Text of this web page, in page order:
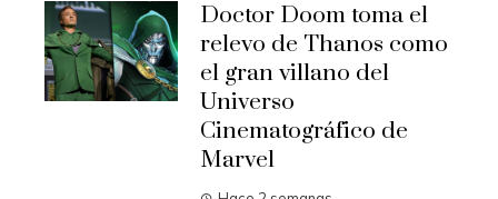
Doctor Doom toma el
relevo de Thanos como
el gran villano del
Universo
Cinematográfico de
Marvel